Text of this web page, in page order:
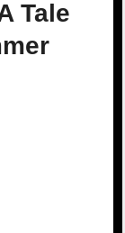
Tale